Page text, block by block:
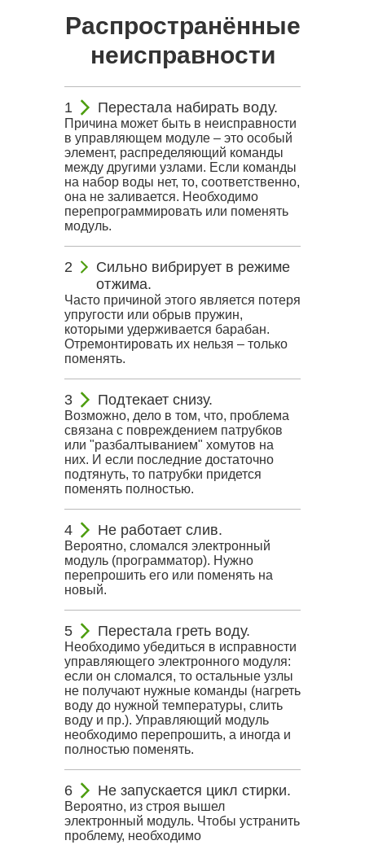
Распространённые
неисправности
Перестала набирать воду.
Причина может быть в неисправности
в управляющем модуле – это особый
элемент, распределяющий команды
между другими узлами. Если команды
на набор воды нет, то, соответственно,
она не заливается. Необходимо
перепрограммировать или поменять
модуль.
Сильно вибрирует в режиме
отжима.
Часто причиной этого является потеря
упругости или обрыв пружин,
которыми удерживается барабан.
Отремонтировать их нельзя – только
поменять.
Подтекает снизу.
Возможно, дело в том, что, проблема
связана с повреждением патрубков
или "разбалтыванием" хомутов на
них. И если последние достаточно
подтянуть, то патрубки придется
поменять полностью.
Не работает слив.
Вероятно, сломался электронный
модуль (программатор). Нужно
перепрошить его или поменять на
новый.
Перестала греть воду.
Необходимо убедиться в исправности
управляющего электронного модуля:
если он сломался, то остальные узлы
не получают нужные команды (нагреть
воду до нужной температуры, слить
воду и пр.). Управляющий модуль
необходимо перепрошить, а иногда и
полностью поменять.
Не запускается цикл стирки.
Вероятно, из строя вышел
электронный модуль. Чтобы устранить
проблему, необходимо